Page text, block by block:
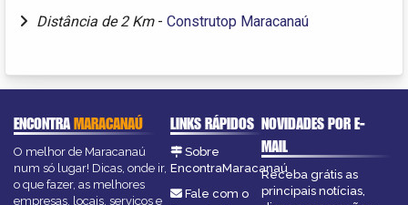
Distância de 2 Km - Construtop Maracanaú
ENCONTRAMARACANAÚ
O melhor de Maracanaú
num só lugar! Dicas, onde ir,
o que fazer, as melhores
empresas, locais, serviços e
LINKS RÁPIDOS
Sobre
EncontraMaracanaú
Fale com o
NOVIDADES POR E-
MAIL
Receba grátis as
principais notícias,